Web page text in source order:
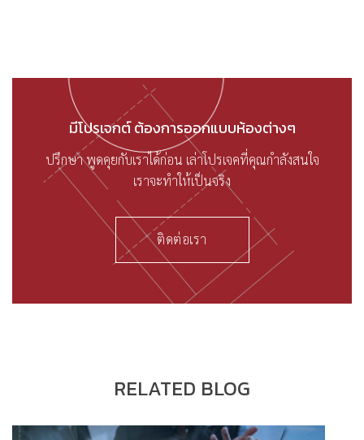
มีโปรเจกต์ ต้องการออกแบบห้องต่างๆ
ปรึกษา พูดคุยกับเราได้ก่อน เล่าโปรเจคที่คุณกำลังสนใจ
เราจะทำให้เป็นจริง
ติดต่อเรา
RELATED BLOG